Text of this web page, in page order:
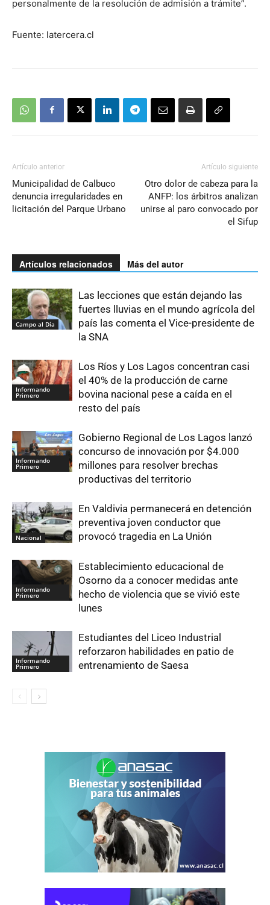
personalmente de la resolución de admisión a trámite”.
Fuente: latercera.cl
Artículo anterior
Municipalidad de Calbuco
denuncia irregularidades en
licitación del Parque Urbano
Artículo siguiente
Otro dolor de cabeza para la
ANFP: los árbitros analizan
unirse al paro convocado por
el Sifup
Artículos relacionados Más del autor
Campo al Día
Las lecciones que están dejando las
fuertes lluvias en el mundo agrícola del
país las comenta el Vice-presidente de
la SNA
Informando
Primero
Los Ríos y Los Lagos concentran casi
el 40% de la producción de carne
bovina nacional pese a caída en el
resto del país
Informando
Primero
Gobierno Regional de Los Lagos lanzó
concurso de innovación por $4.000
millones para resolver brechas
productivas del territorio
Nacional
En Valdivia permanecerá en detención
preventiva joven conductor que
provocó tragedia en La Unión
Informando
Primero
Establecimiento educacional de
Osorno da a conocer medidas ante
hecho de violencia que se vivió este
lunes
Informando
Primero
Estudiantes del Liceo Industrial
reforzaron habilidades en patio de
entrenamiento de Saesa